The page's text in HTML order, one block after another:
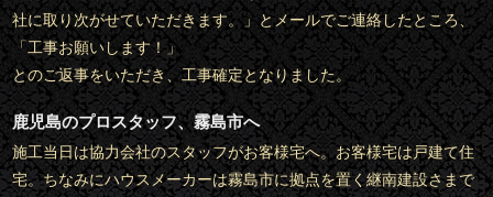
社に取り次がせていただきます。」とメールでご連絡したところ、
「工事お願いします！」
とのご返事をいただき、工事確定となりました。
鹿児島のプロスタッフ、霧島市へ
施工当日は協力会社のスタッフがお客様宅へ。お客様宅は戸建て住
宅。ちなみにハウスメーカーは霧島市に拠点を置く継南建設さまで